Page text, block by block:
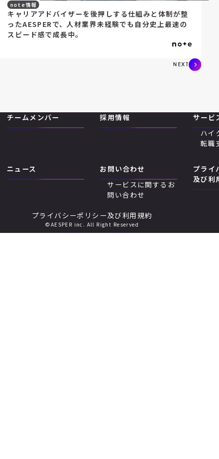
note情報
キャリアアドバイザーを後押しする仕組みと体制が整
ったAESPERで、人材業界未経験でも自分史上最速の
スピード感で成長中。
NEXT
チームメンバー 採用情報
サービ
ハイ
転職
ニュース
お問い合わせ
サービスに関するお
問い合わせ
プライ
及び利
プライバシーポリシー及び利用規約
©AESPER inc. All Right Reserved